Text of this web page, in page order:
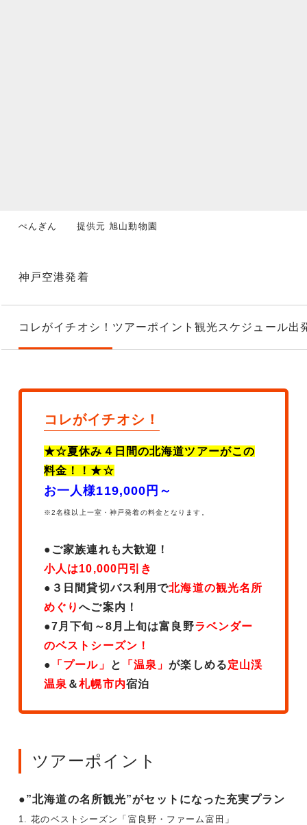
ぺんぎん 提供元 旭山動物園
神戸空港発着
コレがイチオシ！ ツアーポイント 観光スケジュール出
コレがイチオシ！
★☆夏休み４日間の北海道ツアーがこの
料金！！★☆
お一人様119,000円～
※2名様以上一室・神戸発着の料金となります。
●ご家族連れも大歓迎！
小人は10,000円引き
●３日間貸切バス利用で北海道の観光名所
めぐりへご案内！
●7月下旬～8月上旬は富良野ラベンダー
のベストシーズン！
●
「プール」 と 「温泉」が楽しめる定山渓
温泉 ＆札幌市内宿泊
ツアーポイント
●”北海道の名所観光”がセットになった充実プラン
1. 花のベストシーズン「富良野・ファーム富田」